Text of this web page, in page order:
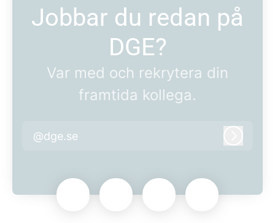
Jobbar du redan på
DGE?
Var med och rekrytera din
framtida kollega.
@dge.se